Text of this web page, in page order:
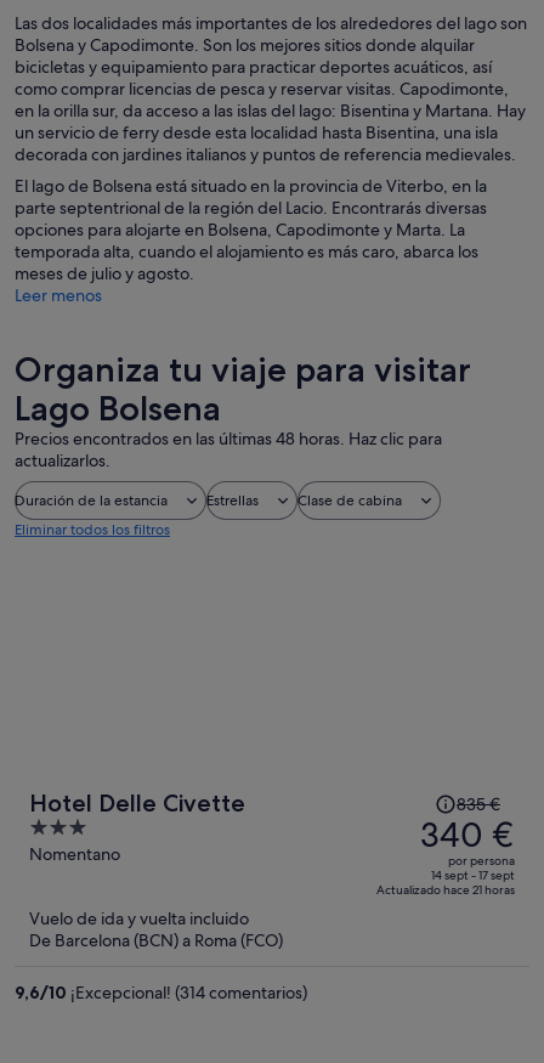
Las dos localidades más importantes de los alrededores del lago son
Bolsena y Capodimonte. Son los mejores sitios donde alquilar
bicicletas y equipamiento para practicar deportes acuáticos, así
como comprar licencias de pesca y reservar visitas. Capodimonte,
en la orilla sur, da acceso a las islas del lago: Bisentina y Martana. Hay
un servicio de ferry desde esta localidad hasta Bisentina, una isla
decorada con jardines italianos y puntos de referencia medievales.
El lago de Bolsena está situado en la provincia de Viterbo, en la
parte septentrional de la región del Lacio. Encontrarás diversas
opciones para alojarte en Bolsena, Capodimonte y Marta. La
temporada alta, cuando el alojamiento es más caro, abarca los
meses de julio y agosto.
Leer menos
Organiza tu viaje para visitar
Lago Bolsena
Precios encontrados en las últimas 48 horas. Haz clic para
actualizarlos.
Duración de la estancia Estrellas
Clase de cabina
Eliminar todos los filtros
Hotel Delle Civette
3
out
5
Nomentano
precio
era
de
835 €,
835 €
340 €
por persona
14 sept - 17 sept
Actualizado hace 21 horas
Vuelo de ida y vuelta incluido
De Barcelona (BCN) a Roma (FCO)
9,6/10 ¡Excepcional! (314 comentarios)